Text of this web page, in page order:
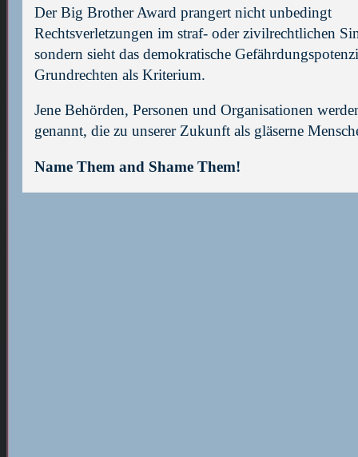
Der Big Brother Award prangert nicht unbedingt
Rechtsverletzungen im straf- oder zivilrechtlichen
sondern sieht das demokratische
Grundrechten als Kriterium.
Jene Behörden, Personen und Organisationen
genannt, die zu unserer Zukunft als gläserne
Name Them and Shame Them!